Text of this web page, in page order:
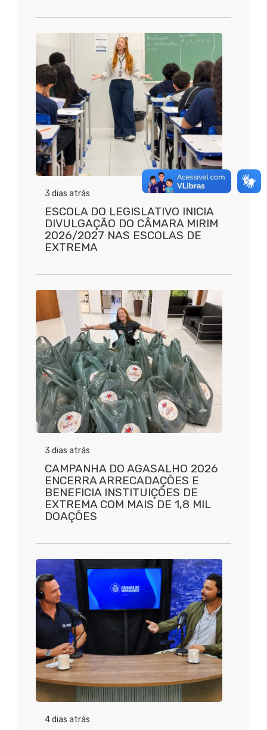
3 dias atrás
ESCOLA DO LEGISLATIVO INICIA
DIVULGAÇÃO DO CÂMARA MIRIM
2026/2027 NAS ESCOLAS DE
EXTREMA
3 dias atrás
CAMPANHA DO AGASALHO 2026
ENCERRA ARRECADAÇÕES E
BENEFICIA INSTITUIÇÕES DE
EXTREMA COM MAIS DE 1,8 MIL
DOAÇÕES
4 dias atrás